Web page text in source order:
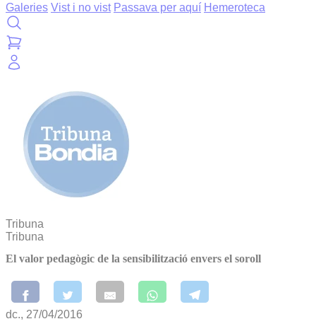
Galeries Vist i no vist Passava per aquí Hemeroteca
Tribuna
Tribuna
El valor pedagògic de la sensibilització envers el soroll
dc., 27/04/2016